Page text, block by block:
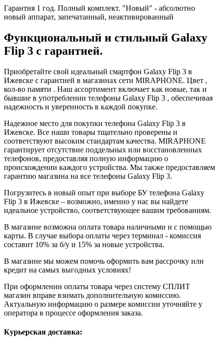
Гарантия 1 год. Полный комплект. "Новый" - абсолютно
новый аппарат, запечатанный, неактивированный
Функциональный и стильный Galaxy
Flip 3 с гарантией.
Приобретайте свой идеальный смартфон Galaxy Flip 3 в
Ижевске с гарантией в магазинах сети MIRAPHONE. Цвет ,
кол-во памяти . Наш ассортимент включает как новые, так и
бывшие в употреблении телефоны Galaxy Flip 3 , обеспечивая
надежность и уверенность в каждой покупке.
Надежное место для покупки телефона Galaxy Flip 3 в
Ижевске. Все наши товары тщательно проверены и
соответствуют высоким стандартам качества. MIRAPHONE
гарантирует отсутствие поддельных или восстановленных
телефонов, предоставляя полную информацию о
происхождении каждого устройства. Мы также предоставляем
гарантию магазина на все телефоны Galaxy Flip 3.
Погрузитесь в новый опыт при выборе БУ телефона Galaxy
Flip 3 в Ижевске – возможно, именно у нас вы найдете
идеальное устройство, соответствующее вашим требованиям.
В магазине возможна оплата товара наличными и с помощью
карты. В случае выбора оплаты через терминал - комиссия
составит 10% за б/у и 15% за новые устройства.
В магазине мы можем помочь оформить вам рассрочку или
кредит на самых выгодных условиях!
При оформлении оплаты товара через систему СПЛИТ
магазин вправе взимать дополнительную комиссию.
Актуальную информацию о размере комиссии уточняйте у
оператора в процессе оформления заказа.
Курьерская доставка: